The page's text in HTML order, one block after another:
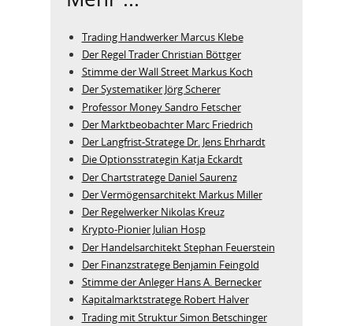
Trading Handwerker Marcus Klebe
Der Regel Trader Christian Böttger
Stimme der Wall Street Markus Koch
Der Systematiker Jörg Scherer
Professor Money Sandro Fetscher
Der Marktbeobachter Marc Friedrich
Der Langfrist-Stratege Dr. Jens Ehrhardt
Die Optionsstrategin Katja Eckardt
Der Chartstratege Daniel Saurenz
Der Vermögensarchitekt Markus Miller
Der Regelwerker Nikolas Kreuz
Krypto-Pionier Julian Hosp
Der Handelsarchitekt Stephan Feuerstein
Der Finanzstratege Benjamin Feingold
Stimme der Anleger Hans A. Bernecker
Kapitalmarktstratege Robert Halver
Trading mit Struktur Simon Betschinger